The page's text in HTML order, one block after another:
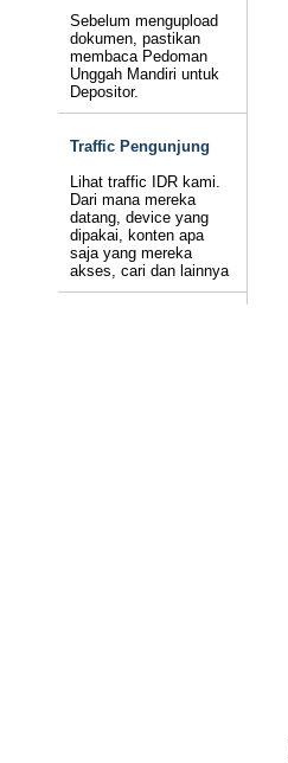
Sebelum mengupload
dokumen, pastikan
membaca Pedoman
Unggah Mandiri untuk
Depositor.
Traffic Pengunjung
Lihat traffic IDR kami.
Dari mana mereka
datang, device yang
dipakai, konten apa
saja yang mereka
akses, cari dan lainnya